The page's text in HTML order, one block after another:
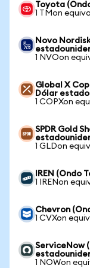
Toyota
1 TMon
Novo
1 NVOon
Global X
Dólar
1 COPXon
SPDR Gold
1 GLDon
IREN (Ondo
1 IRENon
Chevron
1 CVXon
ServiceNow
1 NOWon